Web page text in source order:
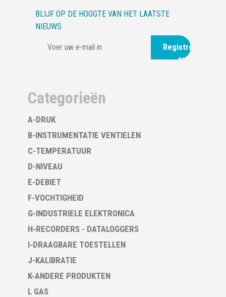
BLIJF OP DE HOOGTE VAN HET LAATSTE
NIEUWS
Registreer
nu
Categorieën
A-DRUK
B-INSTRUMENTATIE VENTIELEN
C-TEMPERATUUR
D-NIVEAU
E-DEBIET
F-VOCHTIGHEID
G-INDUSTRIELE ELEKTRONICA
H-RECORDERS - DATALOGGERS
I-DRAAGBARE TOESTELLEN
J-KALIBRATIE
K-ANDERE PRODUKTEN
L GAS